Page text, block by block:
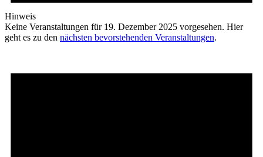
Hinweis
Keine Veranstaltungen für 19. Dezember 2025 vorgesehen. Hier
geht es zu den nächsten bevorstehenden Veranstaltungen.